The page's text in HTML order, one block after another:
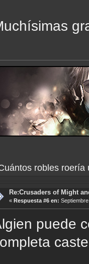
robles roería
Re:Crusaders of Might
« Respuesta #6 en:
puede